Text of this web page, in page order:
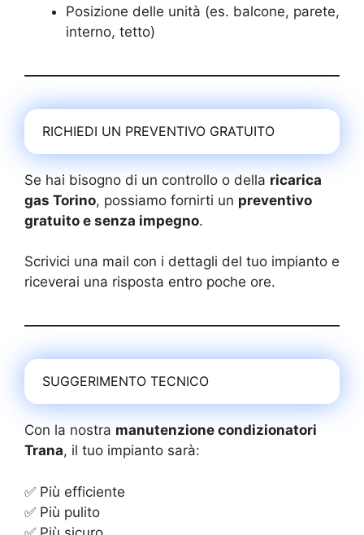
Posizione delle unità (es. balcone, parete,
interno, tetto)
RICHIEDI UN PREVENTIVO GRATUITO
Se hai bisogno di un controllo o della ricarica
gas Torino, possiamo fornirti un preventivo
gratuito e senza impegno.
Scrivici una mail con i dettagli del tuo impianto e
riceverai una risposta entro poche ore.
SUGGERIMENTO TECNICO
Con la nostra manutenzione condizionatori
Trana, il tuo impianto sarà:
✅ Più efficiente
✅ Più pulito